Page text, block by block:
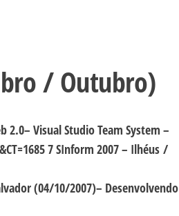
/ Outubro)
Visual Studio Team System –
7 SInform 2007 – Ilhéus /
(04/10/2007)– Desenvolvendo